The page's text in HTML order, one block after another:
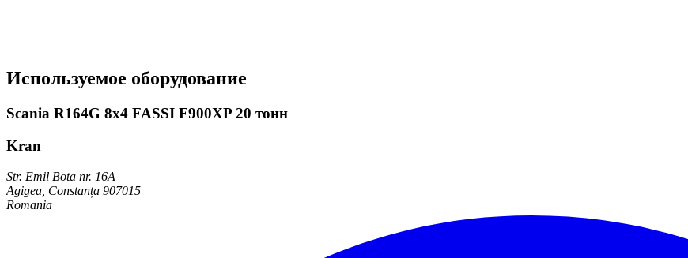
Используемое оборудование
Scania R164G 8x4 FASSI F900XP 20 тонн
Kran
Str. Emil Bota nr. 16A
Agigea, Constanța 907015
Romania